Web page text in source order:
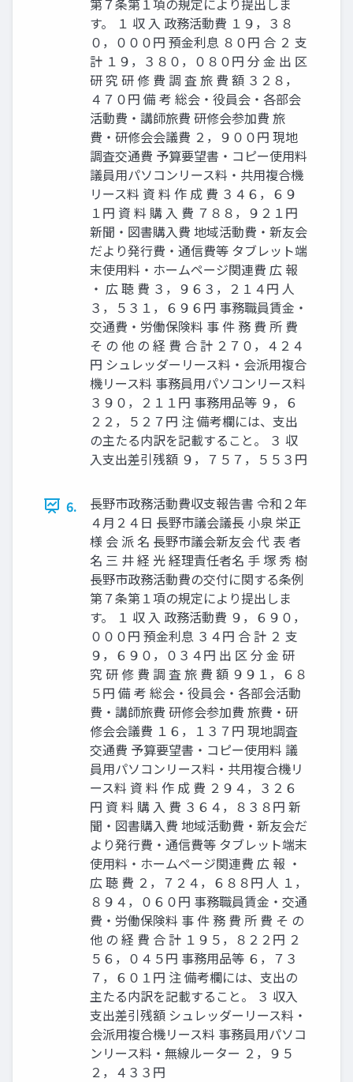
す。 １ 収 入 政務活動費 １９，３８
０，０００円 預金利息 ８０円 合 ２ 支
計 １９，３８０，０８０円 分 金 出 区
研 究 研 修 費 調 査 旅 費 額 ３２８，
４７０円 備 考 総会・役員会・各部会
活動費・講師旅費 研修会参加費 旅
費・研修会会議費 ２，９００円 現地
調査交通費 予算要望書・コピー使用料
議員用パソコンリース料・共用複合機
リース料 資 料 作 成 費 ３４６，６９
１円 資 料 購 入 費 ７８８，９２１円
新聞・図書購入費 地域活動費・新友会
だより発行費・通信費等 タブレット端
末使用料・ホームページ関連費 広 報
・ 広 聴 費 ３，９６３，２１４円 人
３，５３１，６９６円 事務職員賃金・
交通費・労働保険料 事 件 務 費 所 費
そ の 他 の 経 費 合 計 ２７０，４２４
円 シュレッダーリース料・会派用複合
機リース料 事務員用パソコンリース料
３９０，２１１円 事務用品等 ９，６
２２，５２７円 注 備考欄には、支出
の主たる内訳を記載すること。 ３ 収
入支出差引残額 ９，７５７，５５３円
6.
長野市政務活動費収支報告書 令和２年
４月２４日 長野市議会議長 小泉 栄正
様 会 派 名 長野市議会新友会 代 表 者
名 三 井 経 光 経理責任者名 手 塚 秀 樹
長野市政務活動費の交付に関する条例
第７条第１項の規定により提出しま
す。 １ 収 入 政務活動費 ９，６９０，
０００円 預金利息 ３４円 合 計 ２ 支
９，６９０，０３４円 出 区 分 金 研
究 研 修 費 調 査 旅 費 額 ９９１，６８
５円 備 考 総会・役員会・各部会活動
費・講師旅費 研修会参加費 旅費・研
修会会議費 １６，１３７円 現地調査
交通費 予算要望書・コピー使用料 議
員用パソコンリース料・共用複合機リ
ース料 資 料 作 成 費 ２９４，３２６
円 資 料 購 入 費 ３６４，８３８円 新
聞・図書購入費 地域活動費・新友会だ
より発行費・通信費等 タブレット端末
使用料・ホームページ関連費 広 報 ・
広 聴 費 ２，７２４，６８８円 人 １，
８９４，０６０円 事務職員賃金・交通
費・労働保険料 事 件 務 費 所 費 そ の
他 の 経 費 合 計 １９５，８２２円 ２
５６，０４５円 事務用品等 ６，７３
７，６０１円 注 備考欄には、支出の
主たる内訳を記載すること。 ３ 収入
支出差引残額 シュレッダーリース料・
会派用複合機リース料 事務員用パソコ
ンリース料・無線ルーター ２，９５
２，４３３円